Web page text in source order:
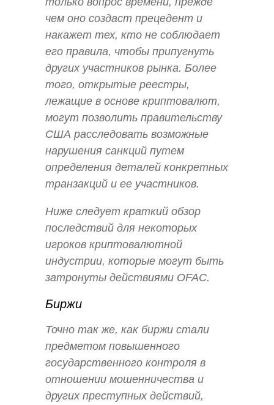
чем оно создаст прецедент и
накажет тех, кто не соблюдает
его правила, чтобы припугнуть
других участников рынка. Более
того, открытые реестры,
лежащие в основе криптовалют,
могут позволить правительству
США расследовать возможные
нарушения санкций путем
определения деталей конкретных
транзакций и ее участников.
Ниже следует краткий обзор
последствий для некоторых
игроков криптовалютной
индустрии, которые могут быть
затронуты действиями OFAC.
Биржи
Точно так же, как биржи стали
предметом повышенного
государственного контроля в
отношении мошенничества и
других преступных действий,